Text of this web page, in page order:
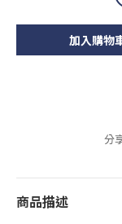
加入購物
分
商品描述